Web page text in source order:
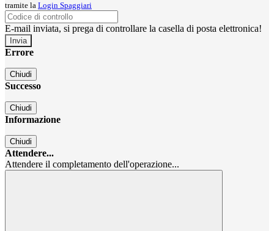
tramite la Login Spaggiari
E-mail inviata, si prega di controllare la casella di posta elettronica!
Errore
Chiudi
Successo
Chiudi
Informazione
Chiudi
Attendere...
Attendere il completamento dell'operazione...